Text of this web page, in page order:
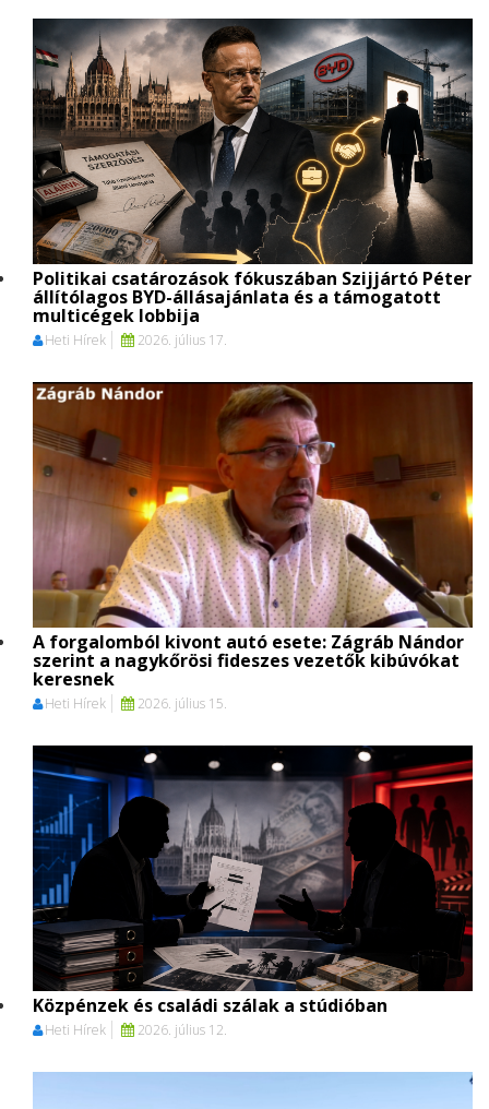
Politikai csatározások fókuszában Szijjártó Péter
állítólagos BYD-állásajánlata és a támogatott
multicégek lobbija
Heti Hírek 2026. július 17.
A forgalomból kivont autó esete: Zágráb Nándor
szerint a nagykőrösi fideszes vezetők kibúvókat
keresnek
Heti Hírek 2026. július 15.
Közpénzek és családi szálak a stúdióban
Heti Hírek 2026. július 12.